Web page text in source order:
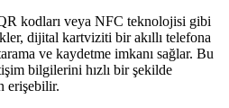
kodları veya NFC teknolojisi gibi
dijital kartviziti bir akıllı telefona
ve kaydetme imkanı sağlar. Bu
bilgilerini hızlı bir şekilde
erişebilir.